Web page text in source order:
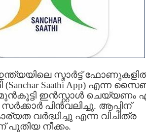
സ്മാർട്ട്‌
Saathi App) എന്ന
ഇൻസ്റ്റാൾ ചെയ്യണം
പിൻവലിച്ചു. ആപ്പിന്
വർദ്ധിച്ചു എന്ന വിചിത്ര
പുതിയ നീക്കം.